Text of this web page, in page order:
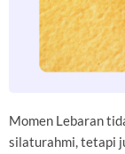
Momen Lebaran
silaturahmi, tetapi